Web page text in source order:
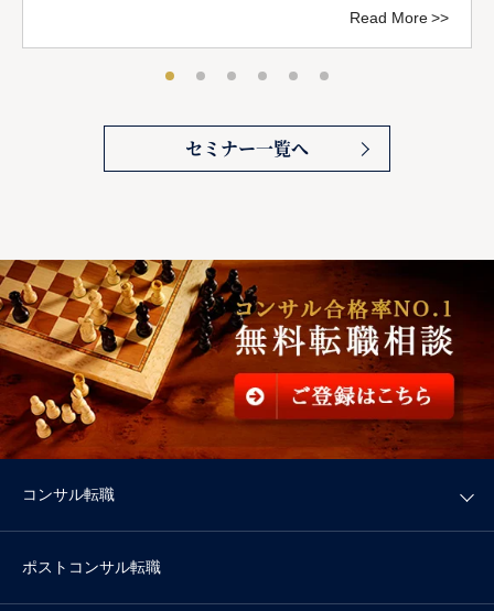
Read More
セミナー一覧へ
コンサル転職
ポストコンサル転職